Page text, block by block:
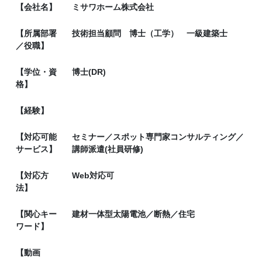
【会社名】 ミサワホーム株式会社
【所属部署
／役職】
技術担当顧問 博士（工学） 一級建築士
【学位・資
格】
博士(DR)
【経験】
【対応可能
サービス】
セミナー／スポット専門家コンサルティング／
講師派遣(社員研修)
【対応方
法】
Web対応可
【関心キー
ワード】
建材一体型太陽電池／断熱／住宅
【動画